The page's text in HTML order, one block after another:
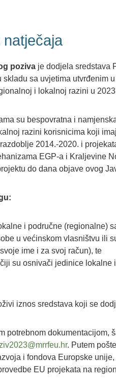
natječaja
poziva je dodjela sredstava
skladu sa uvjetima utvrđenim
i lokalnoj razini u
su bespovratna i
razini korisnicima koji
2014.-2020. i
EGP-a i Kraljevine
do dana objave ovog
i područne (regionalne)
u većinskom vlasništvu ili
ime i za svoj račun), te
su osnivači jedinice lokalne
iznos sredstava koji se
potrebnom dokumentacijom,
. Putem
i fondova Europske
EU projekata na